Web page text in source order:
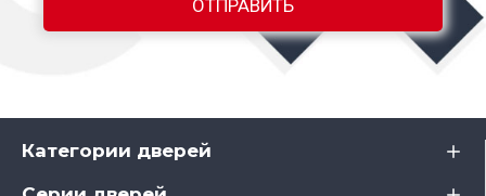
Категории дверей